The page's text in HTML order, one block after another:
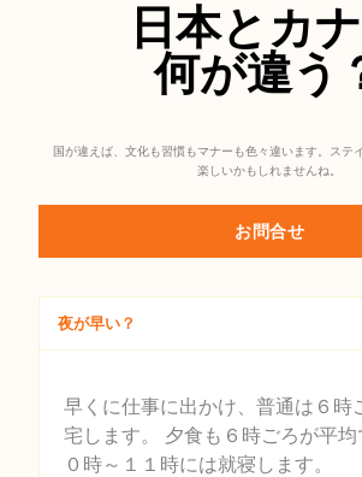
日本とカ
何が違う
国が違えば、文化も習慣もマナーも色々違います。ステ
楽しいかもしれませんね。
お問合せ
夜が早い？
早くに仕事に出かけ、普通は６時
宅します。 夕食も６時ごろが平均
０時～１１時には就寝します。